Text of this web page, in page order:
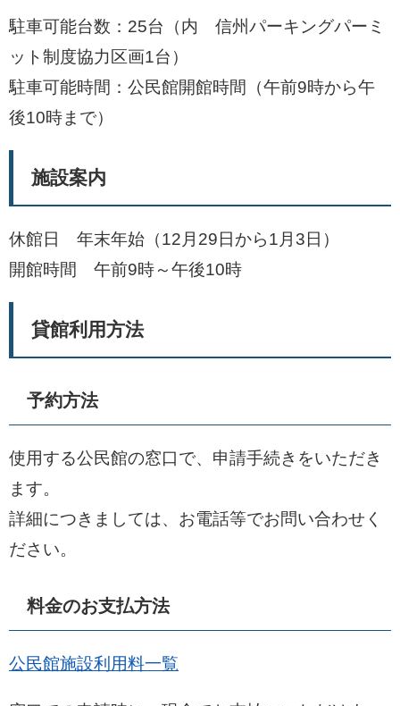
駐車可能台数：25台（内 信州パーキングパーミ
ット制度協力区画1台）
駐車可能時間：公民館開館時間（午前9時から午
後10時まで）
施設案内
休館日 年末年始（12月29日から1月3日）
開館時間 午前9時～午後10時
貸館利用方法
予約方法
使用する公民館の窓口で、申請手続きをいただき
ます。
詳細につきましては、お電話等でお問い合わせく
ださい。
料金のお支払方法
公民館施設利用料一覧